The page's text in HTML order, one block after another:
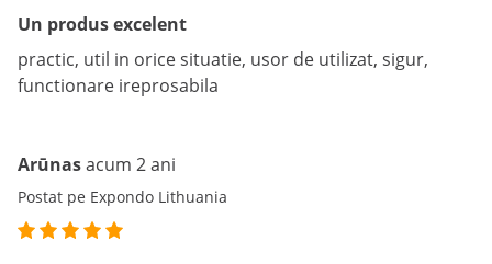
Un produs excelent
practic, util in orice situatie, usor de utilizat, sigur,
functionare ireprosabila
Arūnasacum 2 ani
Postat pe Expondo Lithuania